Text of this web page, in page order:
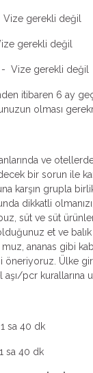
gerekli değil
gerekli değil
Vize gerekli değil
itibaren 6 ay
olması
ve
bir sorun ile
karşın grupla
dikkatli
süt ve süt
et ve
ananas gibi
öneriyoruz. Ülke
pcr kurallarına
sa 40 dk
sa 40 dk